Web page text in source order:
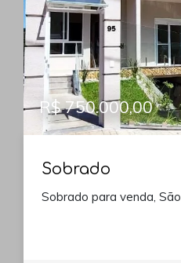
R$ 750.000,00
Sobrado
Sobrado para venda,